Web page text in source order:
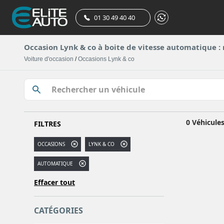
01 30 49 40 40
Occasion Lynk & co à boite de vitesse automatique
Voiture d'occasion /Occasions Lynk & co
FILTRES
OCCASIONS LYNK & CO
AUTOMATIQUE
Effacer tout
CATÉGORIES
0 Véhicules